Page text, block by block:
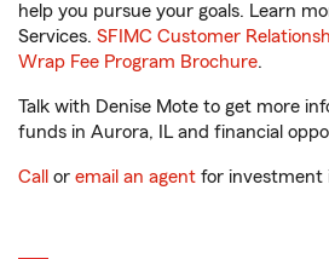
help you pursue your goals. Learn
Services. SFIMC Customer
Wrap Fee Program Brochure.
Talk with Denise Mote to get more
funds in Aurora, IL and financial
Call or email an agent for investment